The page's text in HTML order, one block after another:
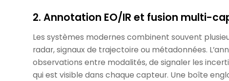
2. Annotation EO/IR et fusion multi-
Les systèmes modernes combinent souvent
radar, signaux de trajectoire ou métadonnées.
observations entre modalités, de signaler les
qui est visible dans chaque capteur. Une boîte